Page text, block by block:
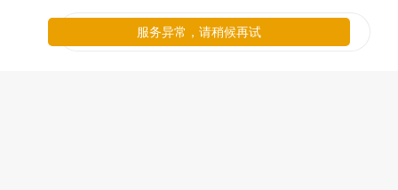
服务异常，请稍候再试